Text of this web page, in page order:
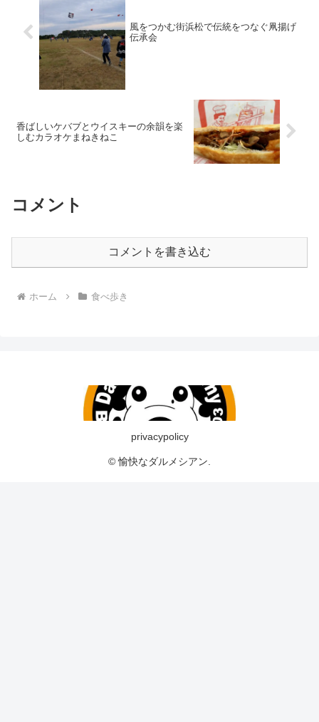
風をつかむ街浜松で伝統をつなぐ凧揚げ
伝承会
香ばしいケバブとウイスキーの余韻を楽
しむカラオケまねきねこ
コメント
コメントを書き込む
ホーム 食べ歩き
privacypolicy
© 愉快なダルメシアン.